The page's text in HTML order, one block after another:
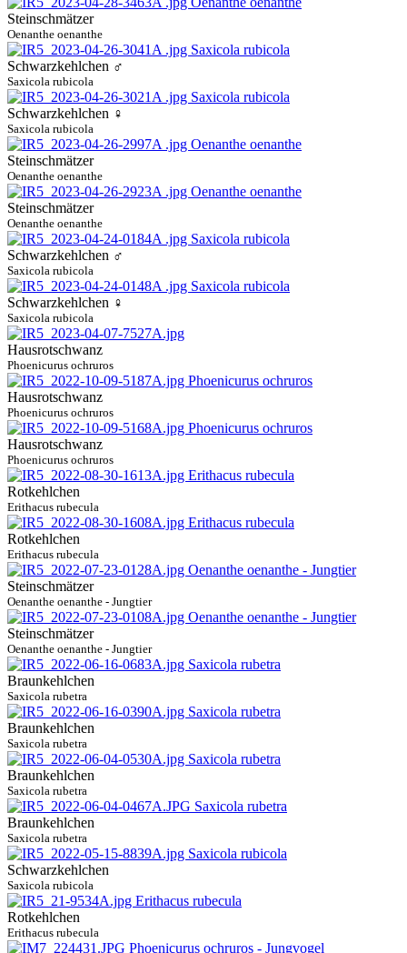
Steinschmätzer
Oenanthe oenanthe
Schwarzkehlchen ♂
Saxicola rubicola
Schwarzkehlchen ♀
Saxicola rubicola
Steinschmätzer
Oenanthe oenanthe
Steinschmätzer
Oenanthe oenanthe
Schwarzkehlchen ♂
Saxicola rubicola
Schwarzkehlchen ♀
Saxicola rubicola
Hausrotschwanz
Phoenicurus ochruros
Hausrotschwanz
Phoenicurus ochruros
Hausrotschwanz
Phoenicurus ochruros
Rotkehlchen
Erithacus rubecula
Rotkehlchen
Erithacus rubecula
Steinschmätzer
Oenanthe oenanthe - Jungtier
Steinschmätzer
Oenanthe oenanthe - Jungtier
Braunkehlchen
Saxicola rubetra
Braunkehlchen
Saxicola rubetra
Braunkehlchen
Saxicola rubetra
Braunkehlchen
Saxicola rubetra
Schwarzkehlchen
Saxicola rubicola
Rotkehlchen
Erithacus rubecula